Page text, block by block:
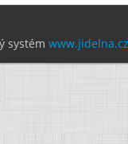
systém www.jidelna.cz